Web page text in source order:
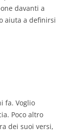
davanti a
aiuta a definirsi
fa. Voglio
Poco altro
dei suoi versi,